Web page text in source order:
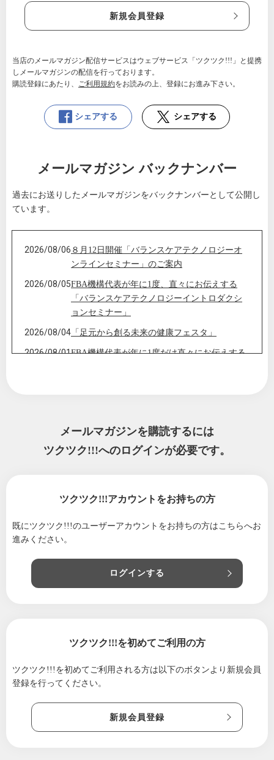
新規会員登録
当店のメールマガジン配信サービスはウェブサービス「ツクツク!!!」と提携
しメールマガジンの配信を行っております。
購読登録にあたり、 ご利用規約をお読みの上、登録にお進み下さい。
シェアする シェアする
メールマガジン バックナンバー
過去にお送りしたメールマガジンをバックナンバーとして公開し
ています。
2026/08/06 ８月12日開催「バランスケアテクノロジーオ
ンラインセミナー」のご案内
2026/08/05FBA機構代表が年に1度、直々にお伝えする
「バランスケアテクノロジーイントロダクシ
ョンセミナー」
2026/08/04 「足元から創る未来の健康フェスタ」
2026/08/01FBA機構代表が年に1度だけ直々にお伝えする
応〜
2026/07/29明後日開催バランスケアテクノロジーオンラ
2026/07/27８月９日開催「足元から創る未来の健康フェ
2026/07/24 バランスケアテクノロジーオンラインセミナ
ーズ」〜
2026/07/23
「足元から創る未来の健康フェスタ」開催の
7月開催「バランスケアテクノロジーイントロ
ダクションセミナー」のご案内
2026/07/19 「FBAスキルアップワークショップ&何でもリ
ラー開催のご案内
2026/07/17バランスケアテクノロジーオンラインセミナ
メールマガジンを購読するには
ツクツク!!!へのログインが必要です。
ツクツク!!!アカウントをお持ちの方
既にツクツク!!!のユーザーアカウントをお持ちの方はこちらへお
進みください。
ログインする
ツクツク!!!を初めてご利用の方
ツクツク!!!を初めてご利用される方は 以下のボタンより新規会員
登録を行ってください。
新規会員登録